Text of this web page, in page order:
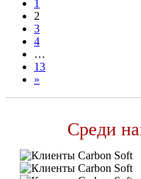
1
2
3
4
…
13
»
Среди